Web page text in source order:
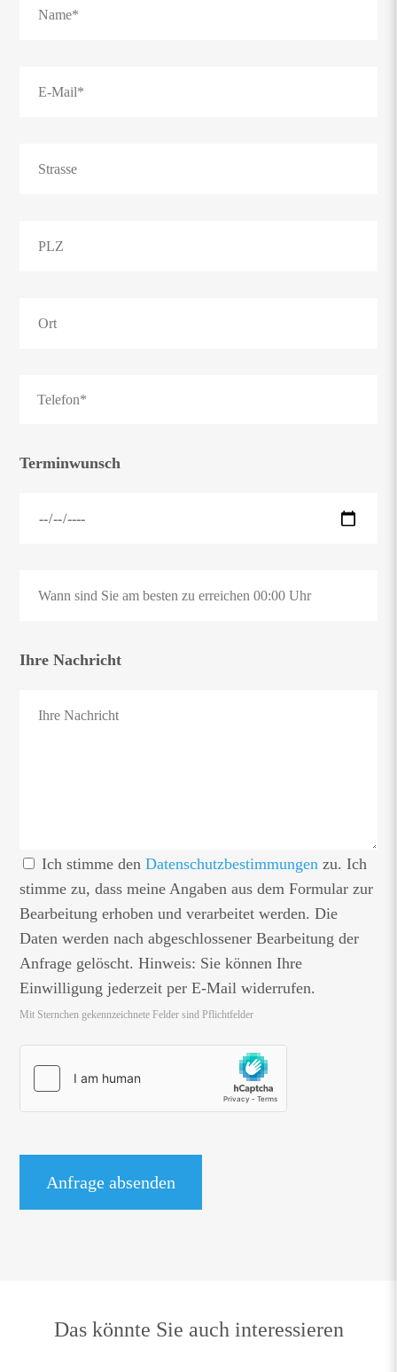
Terminwunsch
Ihre Nachricht
Ich stimme denDatenschutzbestimmungen zu. Ich
stimme zu, dass meine Angaben aus dem Formular zur
Bearbeitung erhoben und verarbeitet werden. Die
Daten werden nach abgeschlossener Bearbeitung der
Anfrage gelöscht. Hinweis: Sie können Ihre
Einwilligung jederzeit per E-Mail widerrufen.
Mit Sternchen gekennzeichnete Felder sind Pflichtfelder
Das könnte Sie auch interessieren